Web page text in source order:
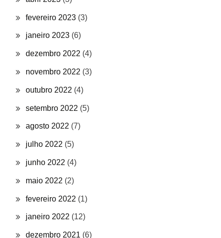
fevereiro 2023 (3)
janeiro 2023 (6)
dezembro 2022 (4)
novembro 2022 (3)
outubro 2022 (4)
setembro 2022 (5)
agosto 2022 (7)
julho 2022 (5)
junho 2022 (4)
maio 2022 (2)
fevereiro 2022 (1)
janeiro 2022 (12)
dezembro 2021 (6)